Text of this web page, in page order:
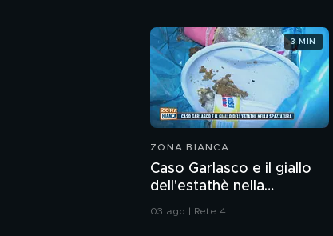
ZONA BIANCA
Caso Garlasco e il giallo
dell'estathè nella
spazzatura
03 ago | Rete 4
3 MIN